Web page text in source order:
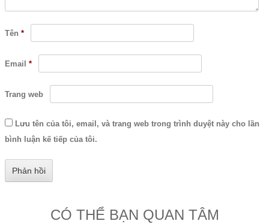
Tên *
Email *
Trang web
Lưu tên của tôi, email, và trang web trong trình duyệt này cho lần
bình luận kế tiếp của tôi.
CÓ THỂ BẠN QUAN TÂM